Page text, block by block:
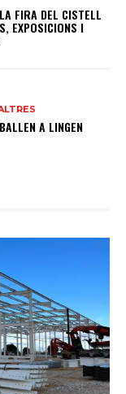
FIRA DEL CISTELL
EXPOSICIONS I
A LINGEN